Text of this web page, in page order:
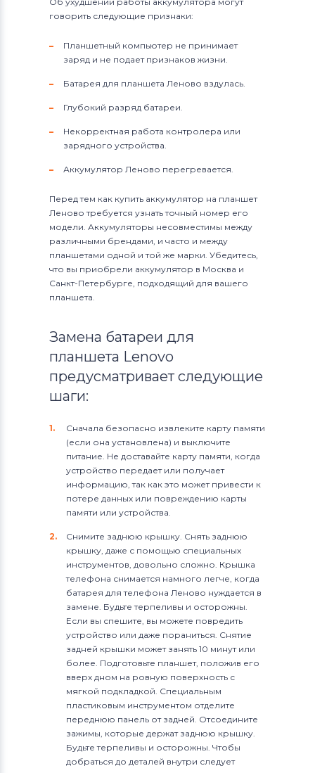
говорить следующие признаки:
Планшетный компьютер не принимает
заряд и не подает признаков жизни.
Батарея для планшета Леново вздулась.
Глубокий разряд батареи.
Некорректная работа контролера или
зарядного устройства.
Аккумулятор Леново перегревается.
Перед тем как купить аккумулятор на планшет
Леново требуется узнать точный номер его
модели. Аккумуляторы несовместимы между
различными брендами, и часто и между
планшетами одной и той же марки. Убедитесь,
что вы приобрели аккумулятор в Москва и
Санкт-Петербурге, подходящий для вашего
планшета.
Замена батареи для
планшета Lenovo
предусматривает следующие
шаги:
Сначала безопасно извлеките карту памяти
(если она установлена) и выключите
питание. Не доставайте карту памяти, когда
устройство передает или получает
информацию, так как это может привести к
потере данных или повреждению карты
памяти или устройства.
Снимите заднюю крышку. Снять заднюю
крышку, даже с помощью специальных
инструментов, довольно сложно. Крышка
телефона снимается намного легче, когда
батарея для телефона Леново нуждается в
замене. Будьте терпеливы и осторожны.
Если вы спешите, вы можете повредить
устройство или даже пораниться. Снятие
задней крышки может занять 10 минут или
более. Подготовьте планшет, положив его
вверх дном на ровную поверхность с
мягкой подкладкой. Специальным
пластиковым инструментом отделите
переднюю панель от задней. Отсоедините
зажимы, которые держат заднюю крышку.
Будьте терпеливы и осторожны. Чтобы
добраться до деталей внутри следует